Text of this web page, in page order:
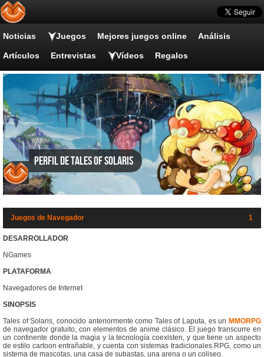
Noticias Juegos Mejores juegos online Análisis
Artículos Entrevistas Vídeos Regalos
Perfil de Tales of Solaris
Juegos de Navegador 1
DESARROLLADOR
NGames
PLATAFORMA
Navegadores de Internet
SINOPSIS
Tales of Solaris, conocido anteriormente como Tales of Laputa, es un MMORPG
de navegador gratuito, con elementos de anime clásico. El juego transcurre en
un continente donde la magia y la tecnología coexisten, y que tiene un aspecto
de estilo cartoon entrañable, y cuenta con sistemas tradicionales RPG, como un
sistema de mascotas, una casa de subastas, una arena o un coliseo.